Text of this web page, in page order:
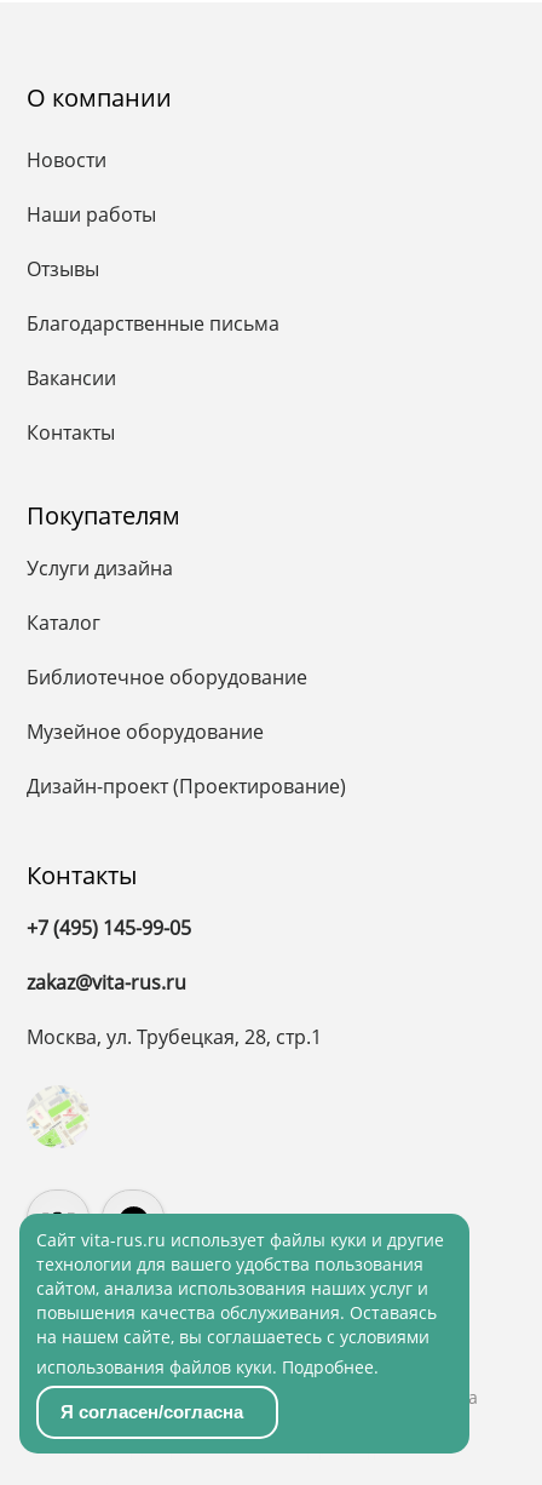
О компании
Новости
Наши работы
Отзывы
Благодарственные письма
Вакансии
Контакты
Покупателям
Услуги дизайна
Каталог
Библиотечное оборудование
Музейное оборудование
Дизайн-проект (Проектирование)
Контакты
+7 (495) 145-99-05
zakaz@vita-rus.ru
Москва, ул. Трубецкая, 28, стр.1
© 2001 - 2026 ВитаРус. Информация сайта защищена
законом об авторских правах
© Разработка и Сопровождение сайта«Scrum
Политика конфиденциальности
Политика обработки персональных данных
Cайт vita-rus.ru использует файлы куки и другие
технологии для вашего удобства пользования
сайтом, анализа использования наших услуг и
повышения качества обслуживания. Оставаясь
на нашем сайте, вы соглашаетесь с условиями
использования файлов куки. Подробнее.
Я согласен/согласна